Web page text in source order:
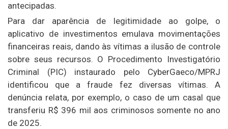
antecipadas.
Para dar aparência de legitimidade ao golpe, o
aplicativo de investimentos emulava movimentações
financeiras reais, dando às vítimas a ilusão de controle
sobre seus recursos. O Procedimento Investigatório
Criminal (PIC) instaurado pelo CyberGaeco/MPRJ
identificou que a fraude fez diversas vítimas. A
denúncia relata, por exemplo, o caso de um casal que
transferiu R$ 396 mil aos criminosos somente no ano
de 2025.